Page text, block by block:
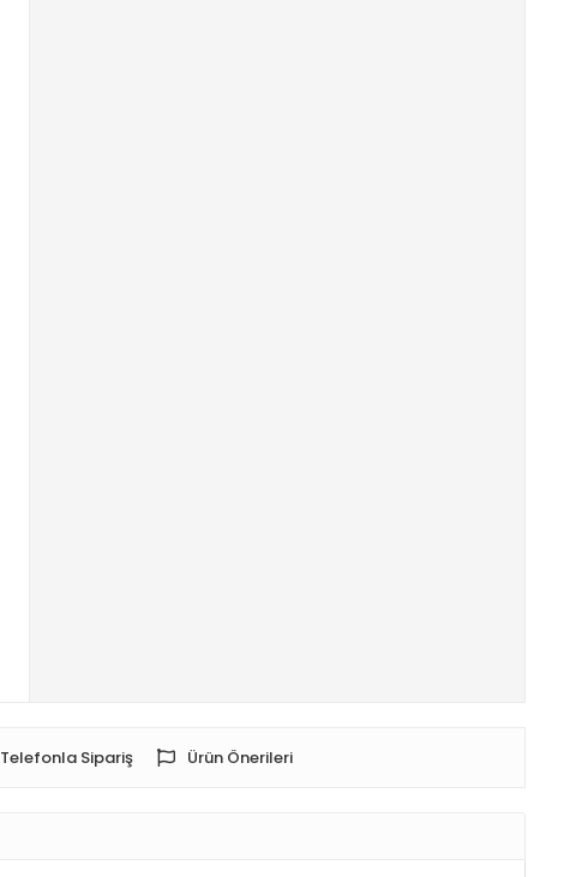
Telefonla Sipariş Ürün Önerileri